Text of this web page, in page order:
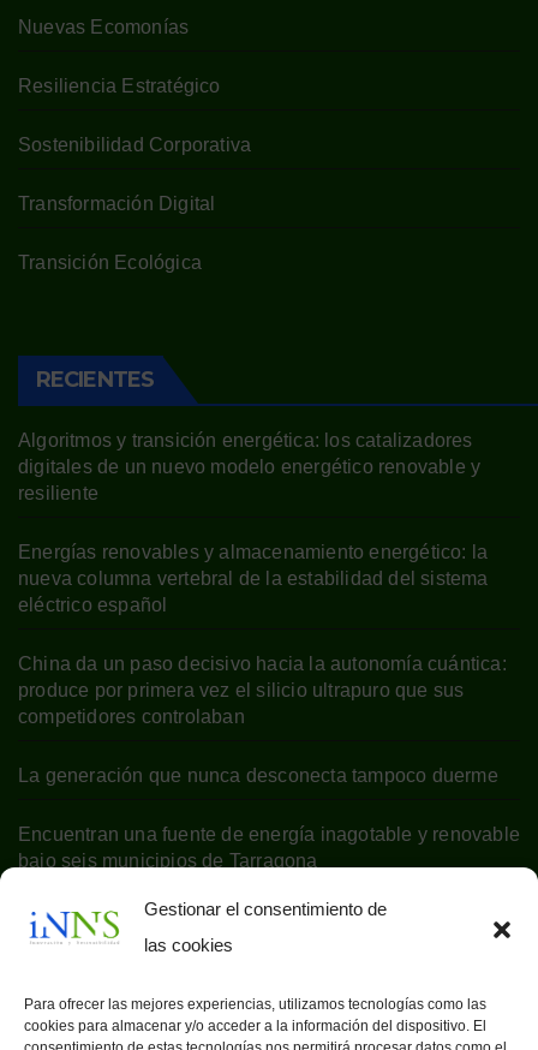
Gestionar el consentimiento de
las cookies
Para ofrecer las mejores experiencias, utilizamos tecnologías como las
cookies para almacenar y/o acceder a la información del dispositivo. El
Nuevas Ecomonías
Resiliencia Estratégico
Sostenibilidad Corporativa
Transformación Digital
Transición Ecológica
RECIENTES
Algoritmos y transición energética: los catalizadores
digitales de un nuevo modelo energético renovable y
resiliente
Energías renovables y almacenamiento energético: la
nueva columna vertebral de la estabilidad del sistema
eléctrico español
China da un paso decisivo hacia la autonomía cuántica:
produce por primera vez el silicio ultrapuro que sus
competidores controlaban
La generación que nunca desconecta tampoco duerme
Encuentran una fuente de energía inagotable y renovable
bajo seis municipios de Tarragona